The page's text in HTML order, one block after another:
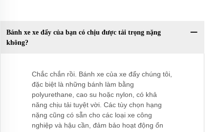
Bánh xe xe đẩy của bạn có chịu được tải trọng nặng
không?
Chắc chắn rồi. Bánh xe của xe đẩy chúng tôi,
đặc biệt là những bánh làm bằng
polyurethane, cao su hoặc nylon, có khả
năng chịu tải tuyệt vời. Các tùy chọn hạng
nặng cũng có sẵn cho các loại xe công
nghiệp và hậu cần, đảm bảo hoạt động ổn